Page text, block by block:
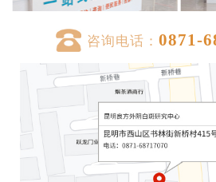
咨询电话：0871-